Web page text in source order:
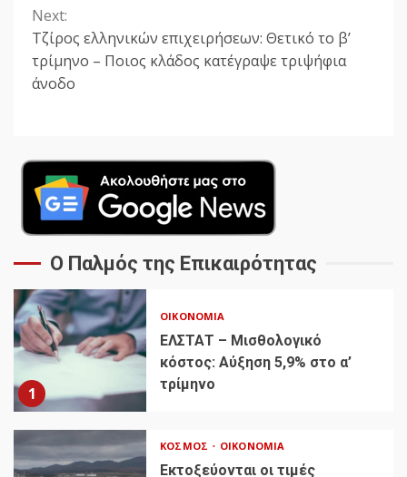
Next:
Τζίρος ελληνικών επιχειρήσεων: Θετικό το β’
τρίμηνο – Ποιος κλάδος κατέγραψε τριψήφια
άνοδο
Ο Παλμός της Επικαιρότητας
1
ΟΙΚΟΝΟΜΊΑ
ΕΛΣΤΑΤ – Μισθολογικό
κόστος: Αύξηση 5,9% στο α’
τρίμηνο
ΚΌΣΜΟΣ ΟΙΚΟΝΟΜΊΑ
Εκτοξεύονται οι τιμές